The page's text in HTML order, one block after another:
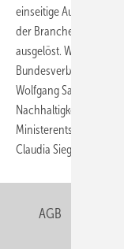
einseitige Ausrichtung
der Branche
ausgelöst. Wir haben
Bundesverbandes
Wolfgang Saam,
Nachhaltigkeit beim
Ministerentscheidung
Claudia Siegele.
AGB